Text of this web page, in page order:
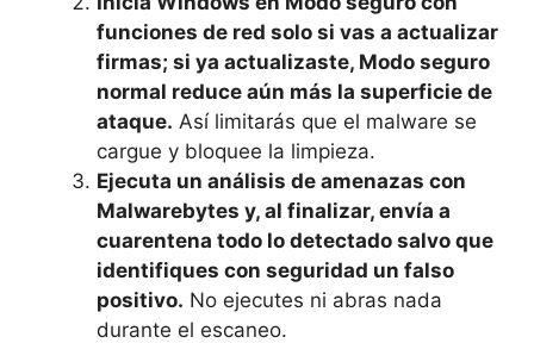
funciones de red solo si vas a actualizar
firmas; si ya actualizaste, Modo seguro
normal reduce aún más la superficie de
ataque. Así limitarás que el malware se
cargue y bloquee la limpieza.
Ejecuta un análisis de amenazas con
Malwarebytes y, al finalizar, envía a
cuarentena todo lo detectado salvo que
identifiques con seguridad un falso
positivo. No ejecutes ni abras nada
durante el escaneo.